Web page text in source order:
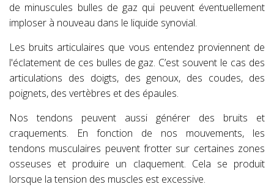
de minuscules bulles de gaz qui peuvent éventuellement
imploser à nouveau dans le liquide synovial.
Les bruits articulaires que vous entendez proviennent de
l'éclatement de ces bulles de gaz. C’est souvent le cas des
articulations des doigts, des genoux, des coudes, des
poignets, des vertèbres et des épaules.
Nos tendons peuvent aussi générer des bruits et
craquements. En fonction de nos mouvements, les
tendons musculaires peuvent frotter sur certaines zones
osseuses et produire un claquement. Cela se produit
lorsque la tension des muscles est excessive.